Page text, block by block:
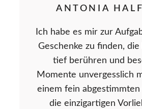
ANTONIA
Ich habe es mir zur
Geschenke zu finden,
tief berühren und
Momente unvergesslich
einem fein
die einzigartigen